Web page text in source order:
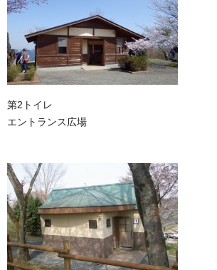
第2トイレ
エントランス広場